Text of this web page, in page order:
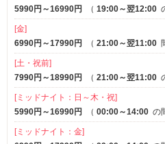
サービス
ルームサービス
5990円～16990円
（ 19:00～翌12:00
[金]
6990円～17990円
（ 21:00～翌11:00
[土・祝前]
7990円～18990円
（ 21:00～翌11:00
[ミッドナイト：日～木・祝]
5990円～16990円
（ 00:00～14:00 の
[ミッドナイト：金]